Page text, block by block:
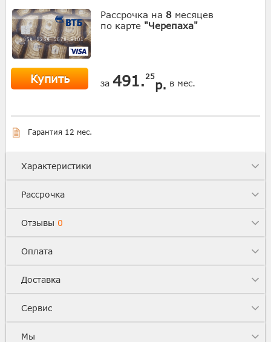
Рассрочка на 8 месяцев
по карте "Черепаха"
Купить за 491. 25
р. в мес.
Гарантия 12 мес.
Характеристики
Рассрочка
Отзывы 0
Оплата
Доставка
Сервис
Мы